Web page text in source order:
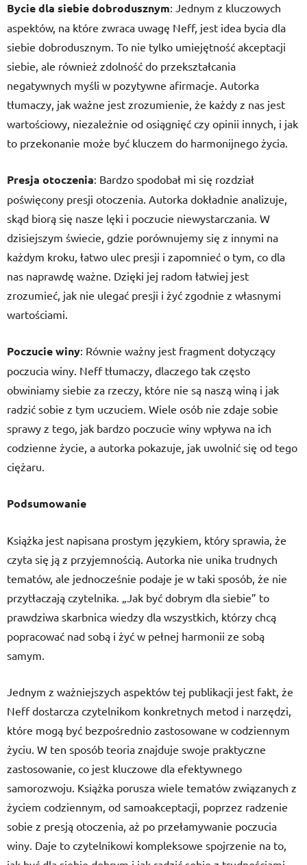
Bycie dla siebie dobrodusznym: Jednym z kluczowych
aspektów, na które zwraca uwagę Neff, jest idea bycia dla
siebie dobrodusznym. To nie tylko umiejętność akceptacji
siebie, ale również zdolność do przekształcania
negatywnych myśli w pozytywne afirmacje. Autorka
tłumaczy, jak ważne jest zrozumienie, że każdy z nas jest
wartościowy, niezależnie od osiągnięć czy opinii innych, i jak
to przekonanie może być kluczem do harmonijnego życia.
Presja otoczenia: Bardzo spodobał mi się rozdział
poświęcony presji otoczenia. Autorka dokładnie analizuje,
skąd biorą się nasze lęki i poczucie niewystarczania. W
dzisiejszym świecie, gdzie porównujemy się z innymi na
każdym kroku, łatwo ulec presji i zapomnieć o tym, co dla
nas naprawdę ważne. Dzięki jej radom łatwiej jest
zrozumieć, jak nie ulegać presji i żyć zgodnie z własnymi
wartościami.
Poczucie winy: Równie ważny jest fragment dotyczący
poczucia winy. Neff tłumaczy, dlaczego tak często
obwiniamy siebie za rzeczy, które nie są naszą winą i jak
radzić sobie z tym uczuciem. Wiele osób nie zdaje sobie
sprawy z tego, jak bardzo poczucie winy wpływa na ich
codzienne życie, a autorka pokazuje, jak uwolnić się od tego
ciężaru.
Podsumowanie
Książka jest napisana prostym językiem, który sprawia, że
czyta się ją z przyjemnością. Autorka nie unika trudnych
tematów, ale jednocześnie podaje je w taki sposób, że nie
przytłaczają czytelnika. „Jak być dobrym dla siebie” to
prawdziwa skarbnica wiedzy dla wszystkich, którzy chcą
popracować nad sobą i żyć w pełnej harmonii ze sobą
samym.
Jednym z ważniejszych aspektów tej publikacji jest fakt, że
Neff dostarcza czytelnikom konkretnych metod i narzędzi,
które mogą być bezpośrednio zastosowane w codziennym
życiu. W ten sposób teoria znajduje swoje praktyczne
zastosowanie, co jest kluczowe dla efektywnego
samorozwoju. Książka porusza wiele tematów związanych z
życiem codziennym, od samoakceptacji, poprzez radzenie
sobie z presją otoczenia, aż po przełamywanie poczucia
winy. Daje to czytelnikowi kompleksowe spojrzenie na to,